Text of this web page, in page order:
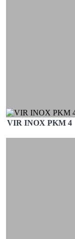
VIR INOX PKM 4